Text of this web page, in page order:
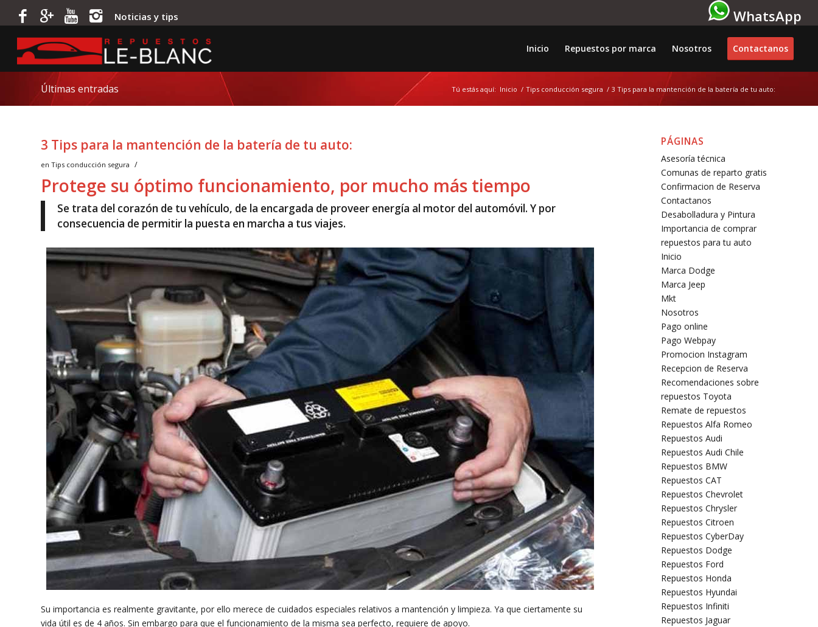
Noticias y tips WhatsApp
Inicio Repuestos por marca Nosotros Contactanos
Últimas entradas Tú estás aquí: Inicio / Tips conducción segura / 3 Tips para la mantención de la batería de tu auto:
3 Tips para la mantención de la batería de tu auto:
en Tips conducción segura /
Protege su óptimo funcionamiento, por mucho más tiempo
Se trata del corazón de tu vehículo, de la encargada de proveer energía al motor del automóvil. Y por
consecuencia de permitir la puesta en marcha a tus viajes.
Su importancia es realmente gravitante, por ello merece de cuidados especiales relativos a mantención y limpieza. Ya que ciertamente su
vida útil es de 4 años. Sin embargo para que el funcionamiento de la misma sea perfecto, requiere de apoyo.
PÁGINAS
Asesoría técnica
Comunas de reparto gratis
Confirmacion de Reserva
Contactanos
Desabolladura y Pintura
Importancia de comprar
repuestos para tu auto
Inicio
Marca Dodge
Marca Jeep
Mkt
Nosotros
Pago online
Pago Webpay
Promocion Instagram
Recepcion de Reserva
Recomendaciones sobre
repuestos Toyota
Remate de repuestos
Repuestos Alfa Romeo
Repuestos Audi
Repuestos Audi Chile
Repuestos BMW
Repuestos CAT
Repuestos Chevrolet
Repuestos Chrysler
Repuestos Citroen
Repuestos CyberDay
Repuestos Dodge
Repuestos Ford
Repuestos Honda
Repuestos Hyundai
Repuestos Infiniti
Repuestos Jaguar